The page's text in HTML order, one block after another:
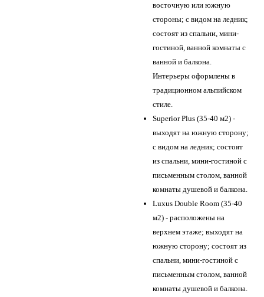
восточную или южную
стороны; с видом на ледник;
состоят из спальни, мини-
гостиной, ванной комнаты с
ванной и балкона.
Интерьеры оформлены в
традиционном альпийском
стиле.
Superior Plus (35-40 м2) -
выходят на южную сторону;
с видом на ледник; состоят
из спальни, мини-гостиной с
письменным столом, ванной
комнаты душевой и балкона.
Luxus Double Room (35-40
м2) - расположены на
верхнем этаже; выходят на
южную сторону; состоят из
спальни, мини-гостиной с
письменным столом, ванной
комнаты душевой и балкона.